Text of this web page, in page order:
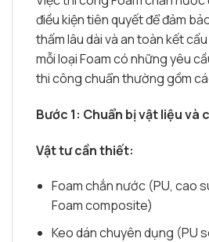
điều kiện tiên quyết để đảm
thấm lâu dài và an toàn kết
mỗi loại Foam có những yêu
thi công chuẩn thường gồm
Bước 1: Chuẩn bị vật liệu và
Vật tư cần thiết:
Foam chắn nước (PU, cao
Foam composite)
Keo dán chuyên dụng (PU